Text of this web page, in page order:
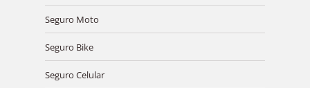
Seguro Moto
Seguro Bike
Seguro Celular